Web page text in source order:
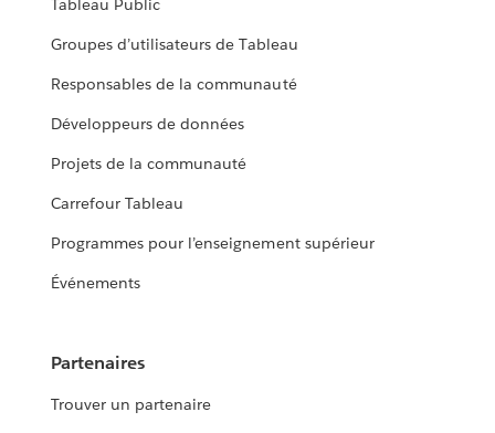
Tableau Public
Groupes d’utilisateurs de Tableau
Responsables de la communauté
Développeurs de données
Projets de la communauté
Carrefour Tableau
Programmes pour l’enseignement supérieur
Événements
Partenaires
Trouver un partenaire